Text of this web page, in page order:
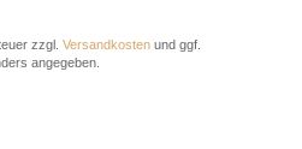
zzgl. Versandkosten und ggf.
angegeben.